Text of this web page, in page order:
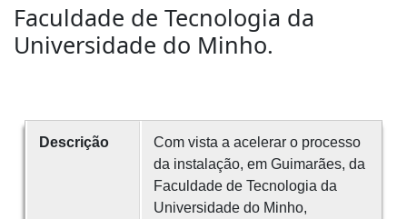
Faculdade de Tecnologia da
Universidade do Minho.
Descrição
Com vista a acelerar o processo
da instalação, em Guimarães, da
Faculdade de Tecnologia da
Universidade do Minho,